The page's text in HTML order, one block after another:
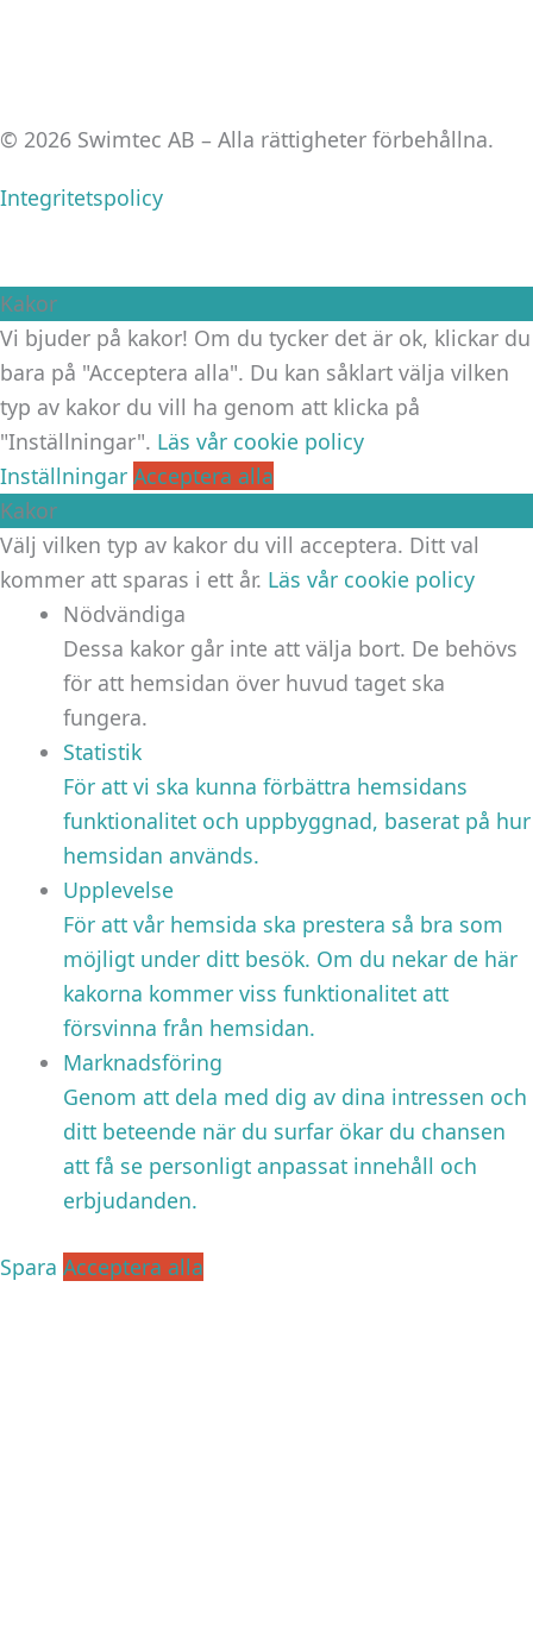
© 2026 Swimtec AB – Alla rättigheter förbehållna.
Integritetspolicy
Kakor
Vi bjuder på kakor! Om du tycker det är ok, klickar du
bara på "Acceptera alla". Du kan såklart välja vilken
typ av kakor du vill ha genom att klicka på
"Inställningar". Läs vår cookie policy
Inställningar Acceptera alla
Kakor
Välj vilken typ av kakor du vill acceptera. Ditt val
kommer att sparas i ett år. Läs vår cookie policy
Nödvändiga
Dessa kakor går inte att välja bort. De behövs
för att hemsidan över huvud taget ska
fungera.
Statistik
För att vi ska kunna förbättra hemsidans
funktionalitet och uppbyggnad, baserat på hur
hemsidan används.
Upplevelse
För att vår hemsida ska prestera så bra som
möjligt under ditt besök. Om du nekar de här
kakorna kommer viss funktionalitet att
försvinna från hemsidan.
Marknadsföring
Genom att dela med dig av dina intressen och
ditt beteende när du surfar ökar du chansen
att få se personligt anpassat innehåll och
erbjudanden.
Spara Acceptera alla